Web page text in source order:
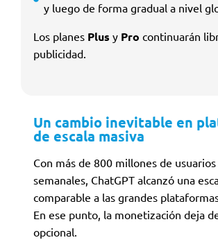
y luego de forma gradual a nivel
Los planes Plus y Pro continuarán
publicidad.
Un cambio inevitable en
de escala masiva
Con más de 800 millones de
semanales, ChatGPT alcanzó una
comparable a las grandes
En ese punto, la monetización deja
opcional.